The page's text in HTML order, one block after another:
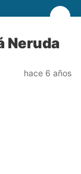
Neruda
hace 6 años